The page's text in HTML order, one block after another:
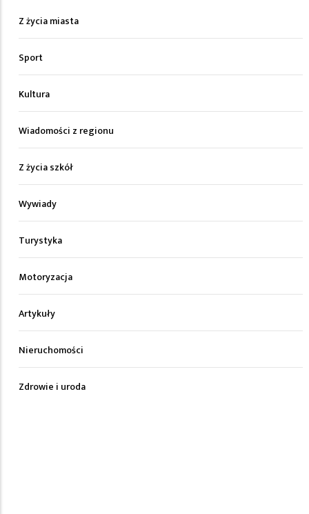
Z życia miasta
Sport
Kultura
Wiadomości z regionu
Z życia szkół
Wywiady
Turystyka
Motoryzacja
Artykuły
Nieruchomości
Zdrowie i uroda